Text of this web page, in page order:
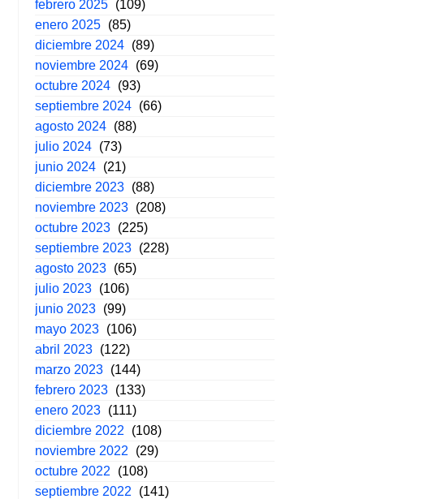
febrero 2025 (109)
enero 2025 (85)
diciembre 2024 (89)
noviembre 2024 (69)
octubre 2024 (93)
septiembre 2024 (66)
agosto 2024 (88)
julio 2024 (73)
junio 2024 (21)
diciembre 2023 (88)
noviembre 2023 (208)
octubre 2023 (225)
septiembre 2023 (228)
agosto 2023 (65)
julio 2023 (106)
junio 2023 (99)
mayo 2023 (106)
abril 2023 (122)
marzo 2023 (144)
febrero 2023 (133)
enero 2023 (111)
diciembre 2022
(108)
noviembre 2022
(29)
octubre 2022
(108)
septiembre 2022
(141)